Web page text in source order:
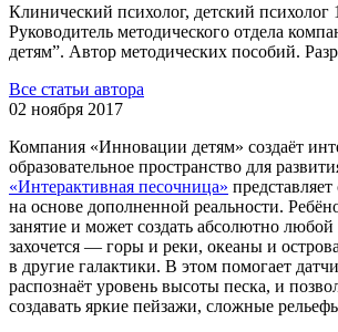
Клинический психолог, детский психолог
Руководитель методического отдела
детям”. Автор методических пособий.
Все статьи автора
02 ноября 2017
Компания «Инновации детям» создаёт
образовательное пространство для
«Интерактивная песочница»
на основе дополненной реальности.
занятие и может создать абсолютно
захочется — горы и реки, океаны и
в другие галактики. В этом помогает
распознаёт уровень высоты песка, и
создавать яркие пейзажи, сложные